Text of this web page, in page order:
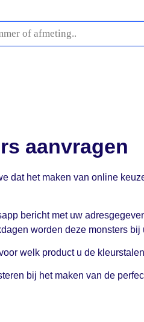
aanvragen
dat het maken van online
bericht met uw
worden deze monsters bij
welk product u de
bij het maken van de